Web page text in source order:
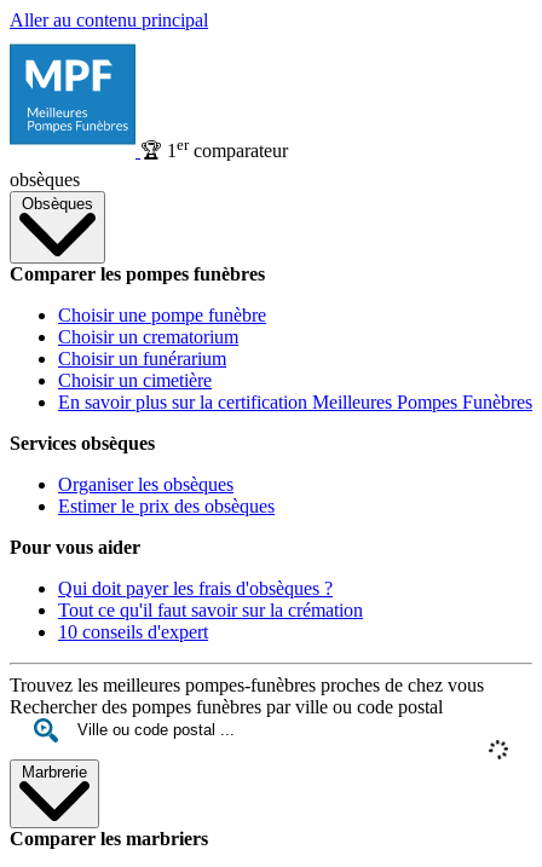
Aller au contenu principal
🏆 1 ercomparateur
obsèques
Obsèques
Comparer les pompes funèbres
Choisir une pompe funèbre
Choisir un crematorium
Choisir un funérarium
Choisir un cimetière
En savoir plus sur la certification Meilleures Pompes Funèbres
Services obsèques
Organiser les obsèques
Estimer le prix des obsèques
Pour vous aider
Qui doit payer les frais d'obsèques ?
Tout ce qu'il faut savoir sur la crémation
10 conseils d'expert
Trouvez les meilleures pompes-funèbres proches de chez vous
Rechercher des pompes funèbres par ville ou code postal
Marbrerie
Comparer les marbriers